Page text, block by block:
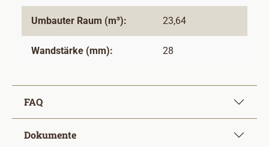
Umbauter Raum (m³): 23,64
Wandstärke (mm): 28
FAQ
Dokumente